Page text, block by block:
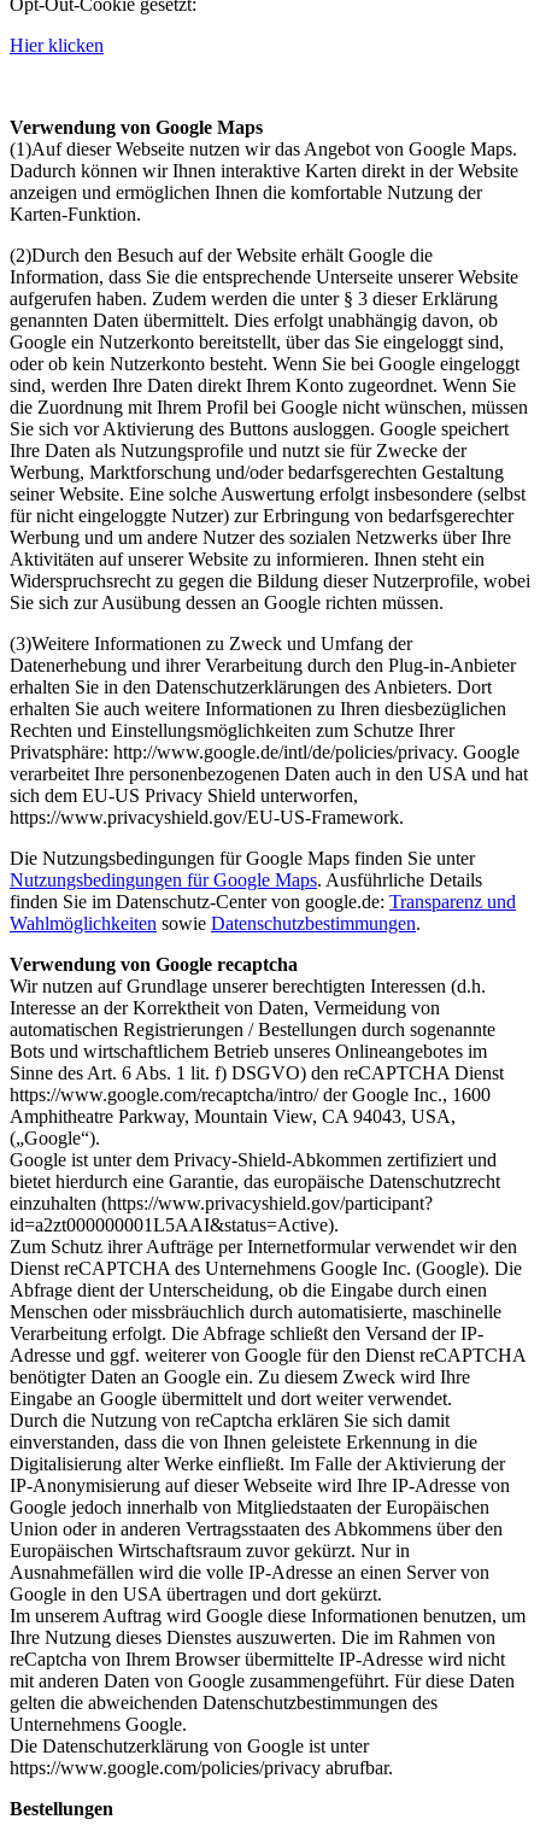
Hier klicken
Verwendung von Google Maps
(1)Auf dieser Webseite nutzen wir das Angebot von Google Maps.
Dadurch können wir Ihnen interaktive Karten direkt in der Website
anzeigen und ermöglichen Ihnen die komfortable Nutzung der
Karten-Funktion.
(2)Durch den Besuch auf der Website erhält Google die
Information, dass Sie die entsprechende Unterseite unserer Website
aufgerufen haben. Zudem werden die unter § 3 dieser Erklärung
genannten Daten übermittelt. Dies erfolgt unabhängig davon, ob
Google ein Nutzerkonto bereitstellt, über das Sie eingeloggt sind,
oder ob kein Nutzerkonto besteht. Wenn Sie bei Google eingeloggt
sind, werden Ihre Daten direkt Ihrem Konto zugeordnet. Wenn Sie
die Zuordnung mit Ihrem Profil bei Google nicht wünschen, müssen
Sie sich vor Aktivierung des Buttons ausloggen. Google speichert
Ihre Daten als Nutzungsprofile und nutzt sie für Zwecke der
Werbung, Marktforschung und/oder bedarfsgerechten Gestaltung
seiner Website. Eine solche Auswertung erfolgt insbesondere (selbst
für nicht eingeloggte Nutzer) zur Erbringung von bedarfsgerechter
Werbung und um andere Nutzer des sozialen Netzwerks über Ihre
Aktivitäten auf unserer Website zu informieren. Ihnen steht ein
Widerspruchsrecht zu gegen die Bildung dieser Nutzerprofile, wobei
Sie sich zur Ausübung dessen an Google richten müssen.
(3)Weitere Informationen zu Zweck und Umfang der
Datenerhebung und ihrer Verarbeitung durch den Plug-in-Anbieter
erhalten Sie in den Datenschutzerklärungen des Anbieters. Dort
erhalten Sie auch weitere Informationen zu Ihren diesbezüglichen
Rechten und Einstellungsmöglichkeiten zum Schutze Ihrer
Privatsphäre: http://www.google.de/intl/de/policies/privacy. Google
verarbeitet Ihre personenbezogenen Daten auch in den USA und hat
sich dem EU-US Privacy Shield unterworfen,
https://www.privacyshield.gov/EU-US-Framework.
Die Nutzungsbedingungen für Google Maps finden Sie unter
Nutzungsbedingungen für Google Maps. Ausführliche Details
finden Sie im Datenschutz-Center von google.de: Transparenz und
Wahlmöglichkeiten sowie Datenschutzbestimmungen.
Verwendung von Google recaptcha
Wir nutzen auf Grundlage unserer berechtigten Interessen (d.h.
Interesse an der Korrektheit von Daten, Vermeidung von
automatischen Registrierungen / Bestellungen durch sogenannte
Bots und wirtschaftlichem Betrieb unseres Onlineangebotes im
Sinne des Art. 6 Abs. 1 lit. f) DSGVO) den reCAPTCHA Dienst
https://www.google.com/recaptcha/intro/ der Google Inc., 1600
Amphitheatre Parkway, Mountain View, CA 94043, USA,
(„Google“).
Google ist unter dem Privacy-Shield-Abkommen zertifiziert und
bietet hierdurch eine Garantie, das europäische Datenschutzrecht
einzuhalten (https://www.privacyshield.gov/participant?
id=a2zt000000001L5AAI&status=Active).
Zum Schutz ihrer Aufträge per Internetformular verwendet wir den
Dienst reCAPTCHA des Unternehmens Google Inc. (Google). Die
Abfrage dient der Unterscheidung, ob die Eingabe durch einen
Menschen oder missbräuchlich durch automatisierte, maschinelle
Verarbeitung erfolgt. Die Abfrage schließt den Versand der IP-
Adresse und ggf. weiterer von Google für den Dienst reCAPTCHA
benötigter Daten an Google ein. Zu diesem Zweck wird Ihre
Eingabe an Google übermittelt und dort weiter verwendet.
Durch die Nutzung von reCaptcha erklären Sie sich damit
einverstanden, dass die von Ihnen geleistete Erkennung in die
Digitalisierung alter Werke einfließt. Im Falle der Aktivierung der
IP-Anonymisierung auf dieser Webseite wird Ihre IP-Adresse von
Google jedoch innerhalb von Mitgliedstaaten der Europäischen
Union oder in anderen Vertragsstaaten des Abkommens über den
Europäischen Wirtschaftsraum zuvor gekürzt. Nur in
Ausnahmefällen wird die volle IP-Adresse an einen Server von
Google in den USA übertragen und dort gekürzt.
Im unserem Auftrag wird Google diese Informationen benutzen, um
Ihre Nutzung dieses Dienstes auszuwerten. Die im Rahmen von
reCaptcha von Ihrem Browser übermittelte IP-Adresse wird nicht
mit anderen Daten von Google zusammengeführt. Für diese Daten
gelten die abweichenden Datenschutzbestimmungen des
Unternehmens Google.
Die Datenschutzerklärung von Google ist unter
https://www.google.com/policies/privacy abrufbar.
Bestellungen